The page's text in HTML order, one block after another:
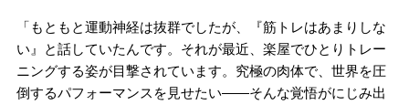
「もともと運動神経は抜群でしたが、『筋トレはあまりしな
い』と話していたんです。それが最近、楽屋でひとりトレー
ニングする姿が目撃されています。究極の肉体で、世界を圧
倒するパフォーマンスを見せたい――そんな覚悟がにじみ出